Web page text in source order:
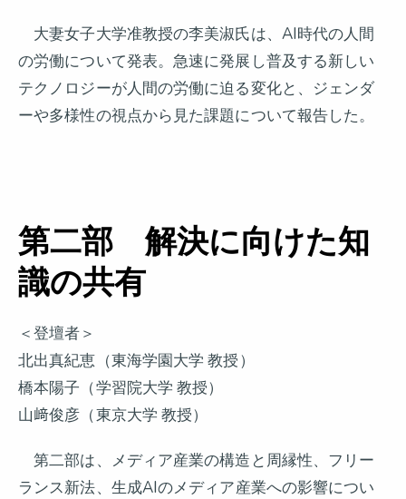
大妻女子大学准教授の李美淑氏は、AI時代の人間
の労働について発表。急速に発展し普及する新しい
テクノロジーが人間の労働に迫る変化と、ジェンダ
ーや多様性の視点から見た課題について報告した。
第二部 解決に向けた知
識の共有
＜登壇者＞
北出真紀恵（東海学園大学 教授）
橋本陽子（学習院大学 教授）
山﨑俊彦（東京大学 教授）
第二部は、メディア産業の構造と周縁性、フリー
ランス新法、生成AIのメディア産業への影響につい